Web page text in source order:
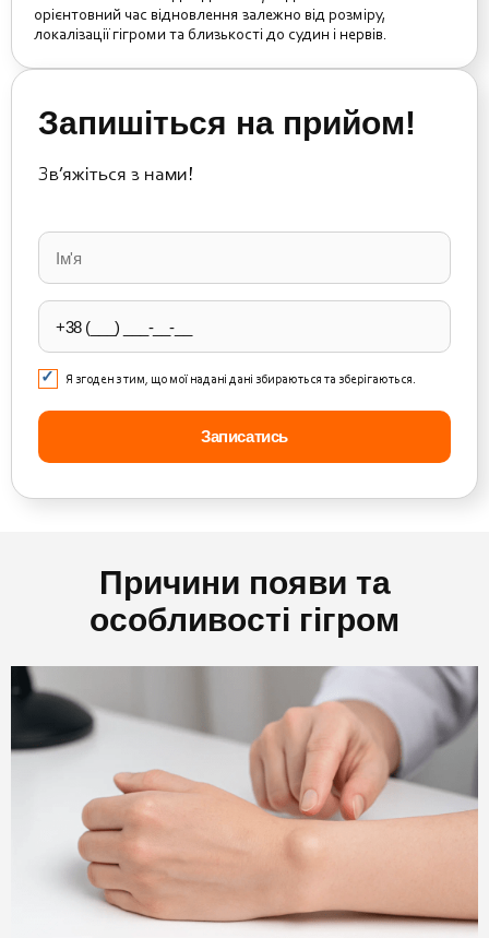
орієнтовний час відновлення залежно від розміру,
локалізації гігроми та близькості до судин і нервів.
Запишіться на прийом!
Зв’яжіться з нами!
leave
this
field
empty.
Я згоден з тим, що мої надані дані збираються та зберігаються.
Причини появи та
особливості гігром